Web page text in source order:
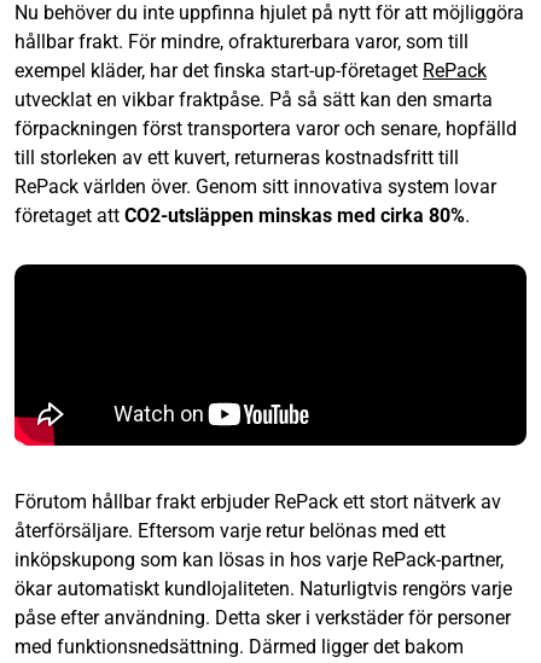
Nu behöver du inte uppfinna hjulet på nytt för att möjliggöra
hållbar frakt. För mindre, ofrakturerbara varor, som till
exempel kläder, har det finska start-up-företaget RePack
utvecklat en vikbar fraktpåse. På så sätt kan den smarta
förpackningen först transportera varor och senare, hopfälld
till storleken av ett kuvert, returneras kostnadsfritt till
RePack världen över. Genom sitt innovativa system lovar
företaget att CO2-utsläppen minskas med cirka 80%.
Förutom hållbar frakt erbjuder RePack ett stort nätverk av
återförsäljare. Eftersom varje retur belönas med ett
inköpskupong som kan lösas in hos varje RePack-partner,
ökar automatiskt kundlojaliteten. Naturligtvis rengörs varje
påse efter användning. Detta sker i verkstäder för personer
med funktionsnedsättning. Därmed ligger det bakom